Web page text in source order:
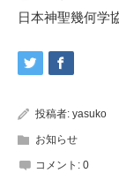
日本神聖幾何学
投稿者: yasuko
お知らせ
コメント: 0